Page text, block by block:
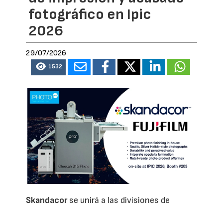
fotográfico en Ipic
2026
29/07/2026
1532
Skandacorse unirá a las divisiones de